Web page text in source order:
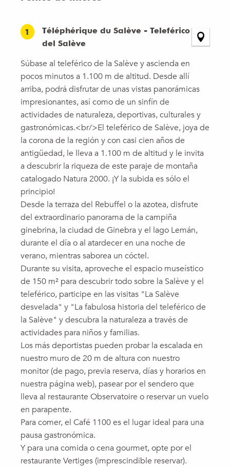
1
Téléphérique du Salève - Teleférico
del Salève
Súbase al teleférico de la Salève y ascienda en
pocos minutos a 1.100 m de altitud. Desde allí
arriba, podrá disfrutar de unas vistas panorámicas
impresionantes, así como de un sinfín de
actividades de naturaleza, deportivas, culturales y
gastronómicas.<br/>El teleférico de Salève, joya de
la corona de la región y con casi cien años de
antigüedad, le lleva a 1.100 m de altitud y le invita
a descubrir la riqueza de este paraje de montaña
catalogado Natura 2000. ¡Y la subida es sólo el
principio!
Desde la terraza del Rebuffel o la azotea, disfrute
del extraordinario panorama de la campiña
ginebrina, la ciudad de Ginebra y el lago Lemán,
durante el día o al atardecer en una noche de
verano, mientras saborea un cóctel.
Durante su visita, aproveche el espacio museístico
de 150 m² para descubrir todo sobre la Salève y el
teleférico, participe en las visitas "La Salève
desvelada" y "La fabulosa historia del teleférico de
la Salève" y descubra la naturaleza a través de
actividades para niños y familias.
Los más deportistas pueden probar la escalada en
nuestro muro de 20 m de altura con nuestro
monitor (de pago, previa reserva, días y horarios en
nuestra página web), pasear por el sendero que
lleva al restaurante Observatoire o reservar un vuelo
en parapente.
Para comer, el Café 1100 es el lugar ideal para una
pausa gastronómica.
Y para una comida o cena gourmet, opte por el
restaurante Vertiges (imprescindible reservar).